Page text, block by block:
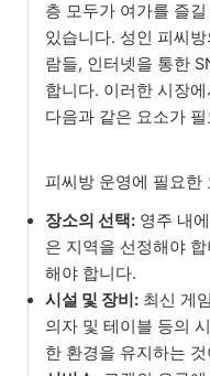
층 모두가 여가를 즐
있습니다. 성인 피씨
람들, 인터넷을 통한
합니다. 이러한 시장
다음과 같은 요소가
피씨방 운영에 필요한
장소의 선택: 영주 내
은 지역을 선정해야
해야 합니다.
시설 및 장비: 최신 게
의자 및 테이블 등의
한 환경을 유지하는